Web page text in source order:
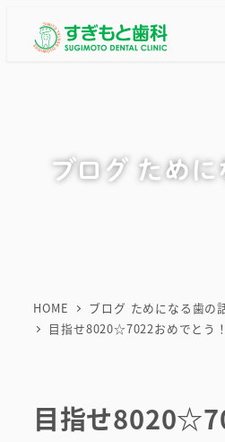
ブログ ため
HOME ブログ ためになる歯の
目指せ8020☆7022おめでとう！
目指せ